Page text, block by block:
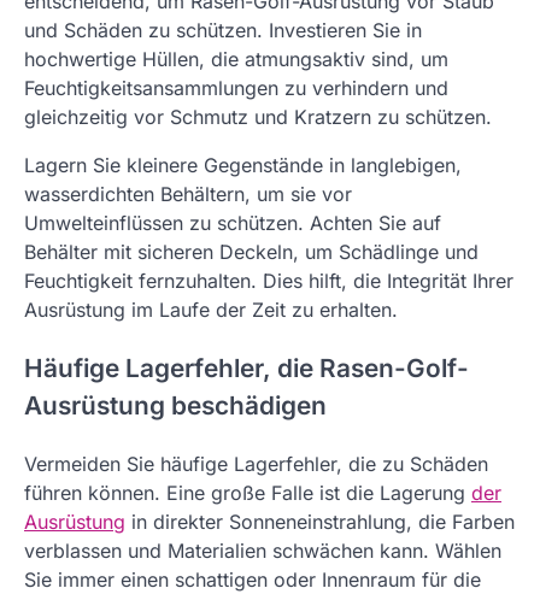
und Schäden zu schützen. Investieren Sie in
hochwertige Hüllen, die atmungsaktiv sind, um
Feuchtigkeitsansammlungen zu verhindern und
gleichzeitig vor Schmutz und Kratzern zu schützen.
Lagern Sie kleinere Gegenstände in langlebigen,
wasserdichten Behältern, um sie vor
Umwelteinflüssen zu schützen. Achten Sie auf
Behälter mit sicheren Deckeln, um Schädlinge und
Feuchtigkeit fernzuhalten. Dies hilft, die Integrität Ihrer
Ausrüstung im Laufe der Zeit zu erhalten.
Häufige Lagerfehler, die Rasen-Golf-
Ausrüstung beschädigen
Vermeiden Sie häufige Lagerfehler, die zu Schäden
führen können. Eine große Falle ist die Lagerung der
Ausrüstung in direkter Sonneneinstrahlung, die Farben
verblassen und Materialien schwächen kann. Wählen
Sie immer einen schattigen oder Innenraum für die